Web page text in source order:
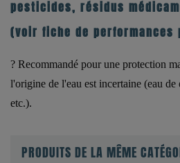
pesticides, résidus
(voir fiche de performances
? Recommandé pour une protection
l'origine de l'eau est incertaine (eau de
etc.).
PRODUITS DE LA MÊME